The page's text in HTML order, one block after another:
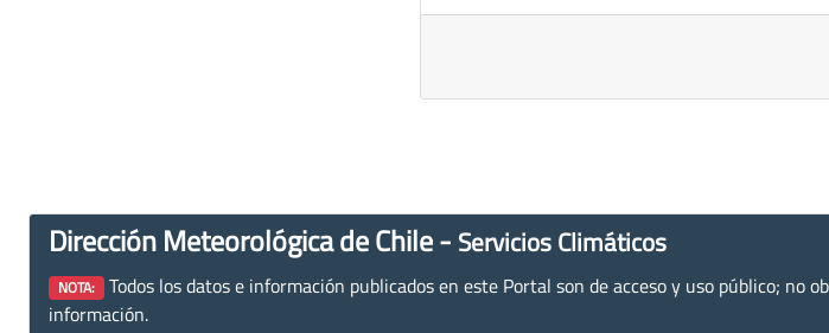
Dirección Meteorológica de Chile - Servicios Climáticos
NOTA: Todos los datos e información publicados en este Portal son de acceso y uso público; no
información.